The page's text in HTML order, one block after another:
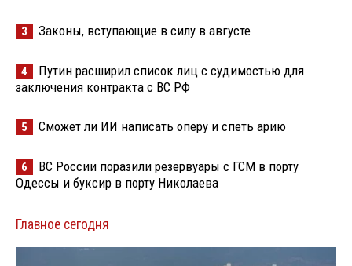
3 Законы, вступающие в силу в августе
4
Путин расширил список лиц с судимостью для
заключения контракта с ВС РФ
5 Сможет ли ИИ написать оперу и спеть арию
6
ВС России поразили резервуары с ГСМ в порту
Одессы и буксир в порту Николаева
Главное сегодня